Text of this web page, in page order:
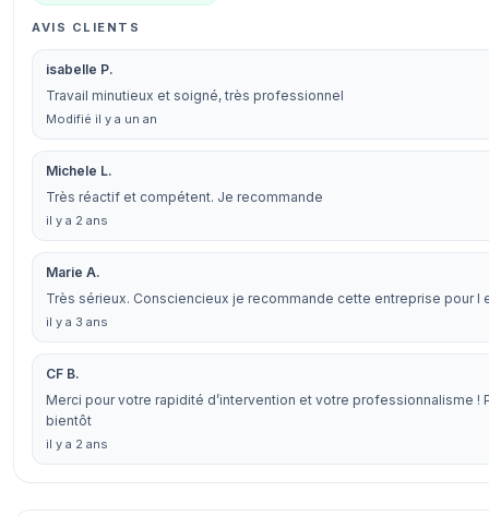
AVIS CLIENTS
isabelle P.
Travail minutieux et soigné, très professionnel
Modifié il y a un an
Michele L.
Très réactif et compétent. Je recommande
il y a 2 ans
Marie A.
Très sérieux. Consciencieux je recommande cette entreprise pour
il y a 3 ans
CF B.
Merci pour votre rapidité d’intervention et votre professionnalisme !
bientôt
il y a 2 ans